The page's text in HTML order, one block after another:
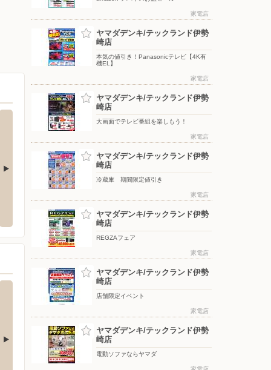
店
宮子町3521-2
カインズ スーパーセンター 上里本庄店
〒369-0305 埼玉県児玉郡上里町大字神保原町字北稲塚1
845
ター/上里本庄店 ベイシアマート/伊勢崎国定店
家電店
ヤマダデンキ/テックランド伊勢
崎店
本気の値引き！Panasonicテレビ【4K有
機EL】
家電店
ヤマダデンキ/テックランド伊勢
崎店
大画面でテレビ番組を楽しもう！
家電店
ヤマダデンキ/テックランド伊勢
崎店
冷蔵庫 期間限定値引き
家電店
ヤマダデンキ/テックランド伊勢
崎店
REGZAフェア
家電店
ヤマダデンキ/テックランド伊勢
崎店
店舗限定イベント
家電店
ヤマダデンキ/テックランド伊勢
崎店
電動ソファならヤマダ